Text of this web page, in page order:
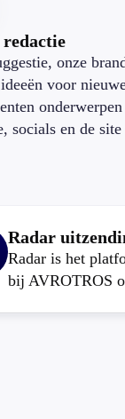
onze
voor
socials en de site
Radar
Radar is het
bij AVROTROS